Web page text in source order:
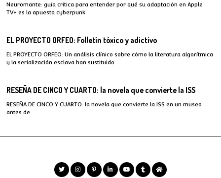
Neuromante: guía crítica para entender por qué su adaptación en Apple
TV+ es la apuesta cyberpunk
EL PROYECTO ORFEO: Folletín tóxico y adictivo
EL PROYECTO ORFEO: Un análisis clínico sobre cómo la literatura algorítmica
y la serialización esclava han sustituido
RESEÑA DE CINCO Y CUARTO: la novela que convierte la ISS
RESEÑA DE CINCO Y CUARTO: la novela que convierte la ISS en un museo
antes de